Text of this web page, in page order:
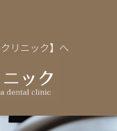
リニック】へ